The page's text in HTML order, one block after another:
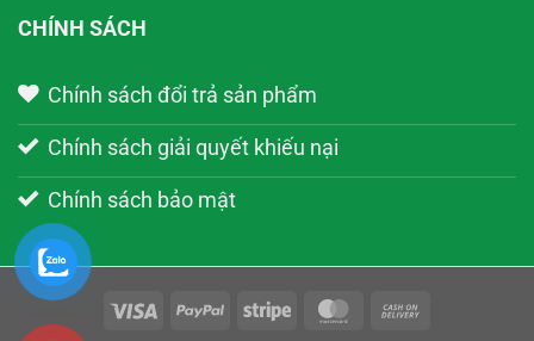
CHÍNH SÁCH
Chính sách đổi trả sản phẩm
Chính sách giải quyết khiếu nại
Chính sách bảo mật